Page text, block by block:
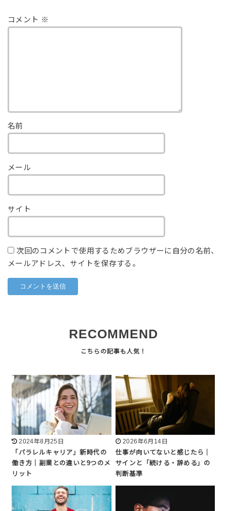
コメント ※
名前
メール
サイト
次回のコメントで使用するためブラウザーに自分の名前、
メールアドレス、サイトを保存する。
RECOMMEND
2024年8月25日
「パラレルキャリア」新時代の
働き方｜副業との違いと9つのメ
リット
2026年6月14日
仕事が向いてないと感じたら｜
サインと「続ける・辞める」の
判断基準